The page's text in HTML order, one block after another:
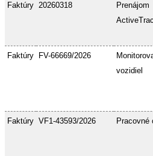
Faktúry 20260318
Prenájom
Faktúry FV-66669/2026
vozidiel
Faktúry VF1-43593/2026 Pracovné